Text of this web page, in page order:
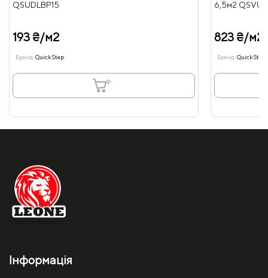
QSUDLBP15
193 ₴/м2
Бренд:Quick Step
6,5м2
823 ₴/м2
Бренд:Quick Step
Інформація